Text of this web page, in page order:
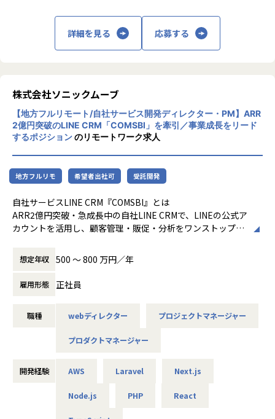
っていただくことが多くのでチーム(体制)でお仕事したい方
にはおすすめです。
います。ほぼフルリモートような働き方も実現可能ですが、
客先指定により出社になる可能性もゼロではありません。
■キャリアパス：
・長期システムの対応となりますので、長期システム内でポ
ジションのステップアップを目指せます。一つのプロジェク
トが終了した後でも、同顧客内のプロジェクトにシフトした
り弊社の豊富な案件の獲得によりプログラマーの方は次のス
テップとしてSEに、SEの方はプロジェクトリーダー、マネ
ージャーにステップアップすることが可能です。
・広く浅くではなく、一つの業務知識を身につけたい方には
最適な環境です。
■安定して働ける環境：
ンク評点高水準）
軽に相談可能！
会社の定める範囲
詳細を見る 応募する
株式会社ソニックムーブ
【地方フルリモート/自社サービス開発ディレクター・PM】ARR
2億円突破のLINE CRM「COMSBI」を牽引／事業成長をリード
するポジションのリモートワーク求人
地方フルリモ 希望者出社可 受託開発
自社サービスLINE CRM『COMSBI』とは
ARR2億円突破・急成長中の自社LINE CRMで、LINEの公式ア
カウントを活用し、顧客管理・販促・分析をワンストップで
複数アカウントの一元管理、柔軟なセグメント配信、ポイン
ト・クーポン・スタンプラリー等の強力な機能を備え、UCC
上島珈琲様をはじめ、業態・規模を問わず導入が進んでいま
す。
onsPartner Programに認定されており事業の急成長期を迎
「COMSBI」の導入支援、新機能開発、およびクライアント
ションをお任せいたします。このポジションのミッション
想定年収 500 〜 800 万円／年
雇用形態 正社員
職種 webディレクター プロジェクトマネージャー
プロダクトマネージャー
開発経験 AWS Laravel Next.js
Node.js PHP React